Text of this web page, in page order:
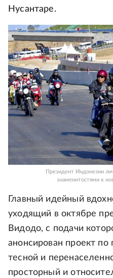
Нусантаре.
Президент Индонезии
знаменитостями к
Главный идейный
уходящий в октябре
Видодо, с подачи
анонсирован проект
тесной и
просторный и